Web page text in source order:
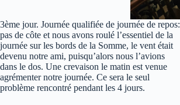
3ème jour. Journée qualifiée de journée de repos:
pas de côte et nous avons roulé l’essentiel de la
journée sur les bords de la Somme, le vent était
devenu notre ami, puisqu’alors nous l’avions
dans le dos. Une crevaison le matin est venue
agrémenter notre journée. Ce sera le seul
problème rencontré pendant les 4 jours.